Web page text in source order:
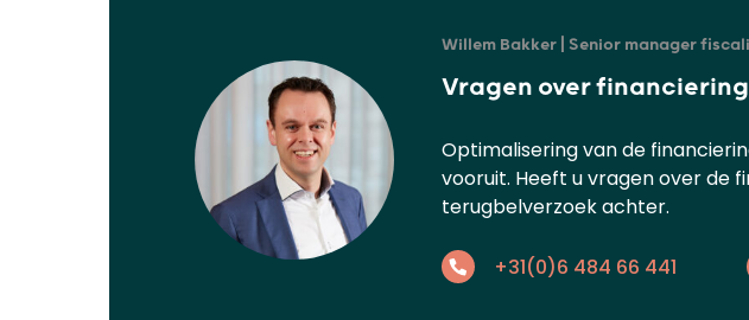
Willem Bakker | Senior manager
Vragen over
Optimalisering van de
vooruit. Heeft u vragen over de
terugbelverzoek achter.
+31(0)6 484 66 441